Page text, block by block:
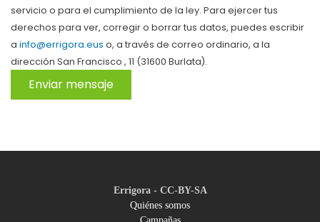
servicio o para el cumplimiento de la ley. Para ejercer tus
derechos para ver, corregir o borrar tus datos, puedes escribir
a info@errigora.eus o, a través de correo ordinario, a la
dirección San Francisco , 11 (31600 Burlata).
Enviar mensaje
Errigora - CC-BY-SA
Quiénes somos